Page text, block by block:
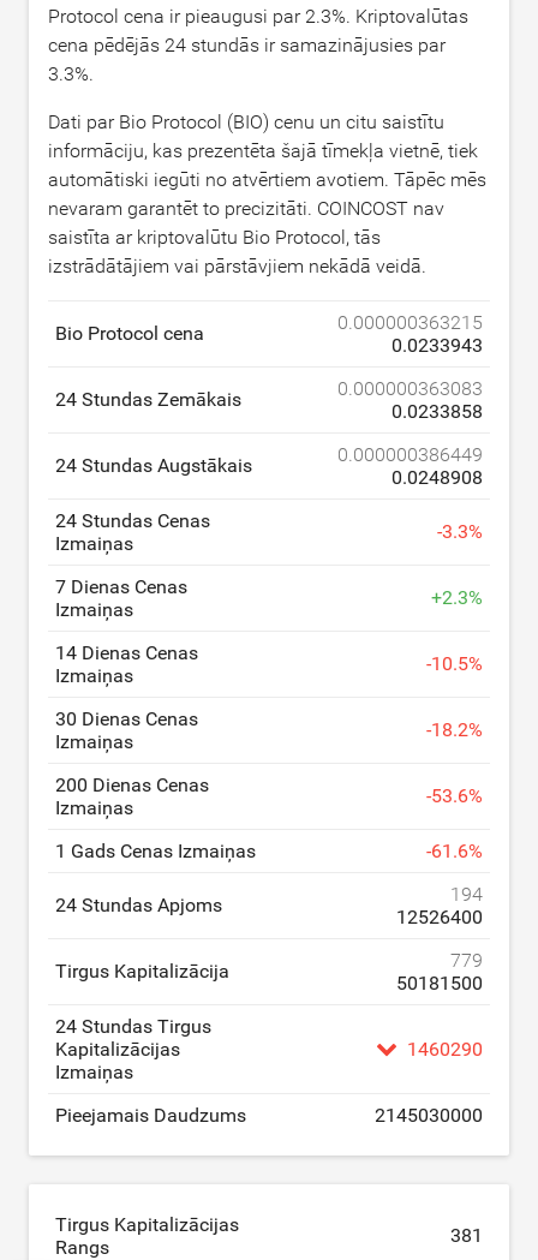
Protocol cena ir pieaugusi par 2.3%. Kriptovalūtas
cena pēdējās 24 stundās ir samazinājusies par
3.3%.
Dati par Bio Protocol (BIO) cenu un citu saistītu
informāciju, kas prezentēta šajā tīmekļa vietnē, tiek
automātiski iegūti no atvērtiem avotiem. Tāpēc mēs
nevaram garantēt to precizitāti. COINCOST nav
saistīta ar kriptovalūtu Bio Protocol, tās
izstrādātājiem vai pārstāvjiem nekādā veidā.
Bio Protocol cena
0.000000363215
0.0233943
24 Stundas Zemākais
0.000000363083
0.0233858
24 Stundas Augstākais
0.000000386449
0.0248908
24 Stundas Cenas
Izmaiņas
-3.3%
7 Dienas Cenas
Izmaiņas
+2.3%
14 Dienas Cenas
Izmaiņas
-10.5%
30 Dienas Cenas
Izmaiņas
-18.2%
200 Dienas Cenas
Izmaiņas
-53.6%
1 Gads Cenas Izmaiņas -61.6%
24 Stundas Apjoms
194
12526400
Tirgus Kapitalizācija
779
50181500
24 Stundas Tirgus
Kapitalizācijas
Izmaiņas
1460290
Pieejamais Daudzums 2145030000
Tirgus Kapitalizācijas
Rangs
381